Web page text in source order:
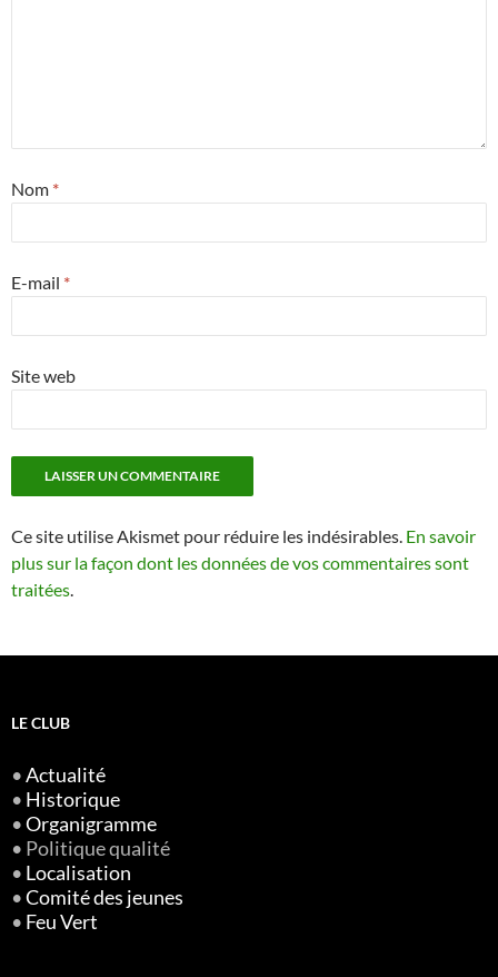
Nom *
E-mail *
Site web
Ce site utilise Akismet pour réduire les indésirables. En savoir
plus sur la façon dont les données de vos commentaires sont
traitées.
LE CLUB
•Actualité
• Historique
•Organigramme
• Politique qualité
• Localisation
•Comité des jeunes
• Feu Vert